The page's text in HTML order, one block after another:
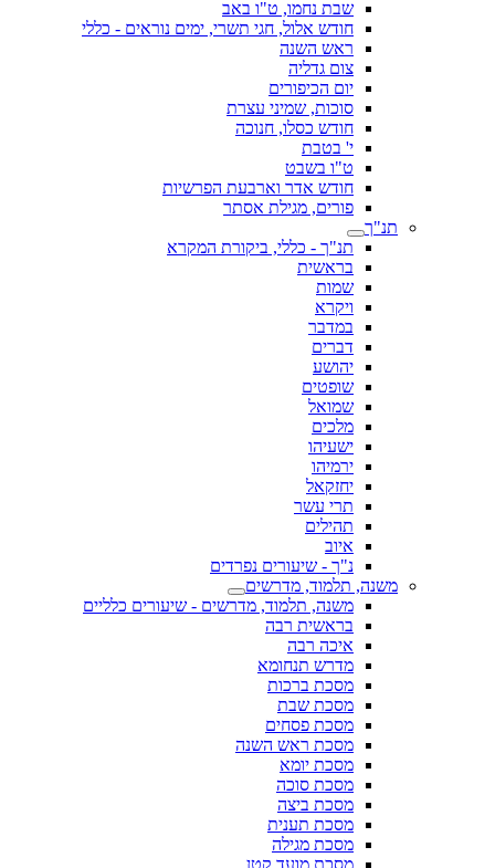
שבת נחמו, ט"ו באב
חודש אלול, חגי תשרי, ימים נוראים - כללי
ראש השנה
צום גדליה
יום הכיפורים
סוכות, שמיני עצרת
חודש כסלו, חנוכה
י' בטבת
ט"ו בשבט
חודש אדר וארבעת הפרשיות
פורים, מגילת אסתר
תנ"ך
תנ"ך - כללי, ביקורת המקרא
בראשית
שמות
ויקרא
במדבר
דברים
יהושע
שופטים
שמואל
מלכים
ישעיהו
ירמיהו
יחזקאל
תרי עשר
תהילים
איוב
נ"ך - שיעורים נפרדים
משנה, תלמוד, מדרשים
משנה, תלמוד, מדרשים - שיעורים כלליים
בראשית רבה
איכה רבה
מדרש תנחומא
מסכת ברכות
מסכת שבת
מסכת פסחים
מסכת ראש השנה
מסכת יומא
מסכת סוכה
מסכת ביצה
מסכת תענית
מסכת מגילה
מסכת מועד קטן